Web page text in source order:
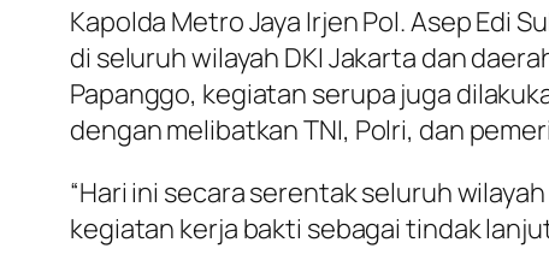
Kapolda Metro Jaya Irjen Pol. Asep Edi
di seluruh wilayah DKI Jakarta dan
Papanggo, kegiatan serupa juga
dengan melibatkan TNI, Polri, dan
“Hari ini secara serentak seluruh
kegiatan kerja bakti sebagai tindak